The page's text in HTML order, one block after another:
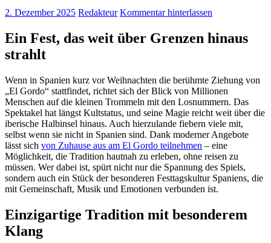
2. Dezember 2025 Redakteur Kommentar hinterlassen
Ein Fest, das weit über Grenzen hinaus
strahlt
Wenn in Spanien kurz vor Weihnachten die berühmte Ziehung von
„El Gordo“ stattfindet, richtet sich der Blick von Millionen
Menschen auf die kleinen Trommeln mit den Losnummern. Das
Spektakel hat längst Kultstatus, und seine Magie reicht weit über die
iberische Halbinsel hinaus. Auch hierzulande fiebern viele mit,
selbst wenn sie nicht in Spanien sind. Dank moderner Angebote
lässt sich von Zuhause aus am El Gordo teilnehmen – eine
Möglichkeit, die Tradition hautnah zu erleben, ohne reisen zu
müssen. Wer dabei ist, spürt nicht nur die Spannung des Spiels,
sondern auch ein Stück der besonderen Festtagskultur Spaniens, die
mit Gemeinschaft, Musik und Emotionen verbunden ist.
Einzigartige Tradition mit besonderem
Klang